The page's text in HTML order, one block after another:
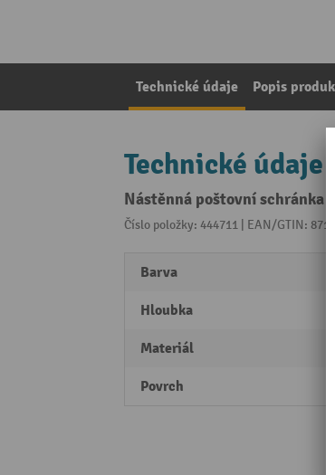
Technické údaje Popis
Technické údaje
Nástěnná poštovní schránka
Číslo položky: 444711 | EAN/GTIN:
Barva
Hloubka
Materiál
Povrch